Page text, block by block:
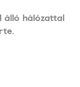
álló hálózattal